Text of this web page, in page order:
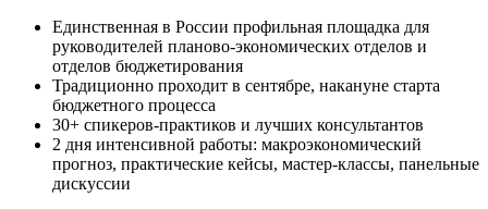
Единственная в России профильная площадка для
руководителей планово-экономических отделов и
отделов бюджетирования
Традиционно проходит в сентябре, накануне старта
бюджетного процесса
30+ спикеров-практиков и лучших консультантов
2 дня интенсивной работы: макроэкономический
прогноз, практические кейсы, мастер-классы, панельные
дискуссии